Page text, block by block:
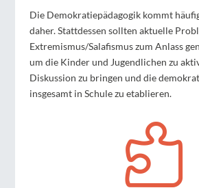
Die Demokratiepädagogik kommt
daher. Stattdessen sollten aktuelle
Extremismus/Salafismus zum Anlass
um die Kinder und Jugendlichen zu
Diskussion zu bringen und die
insgesamt in Schule zu etablieren.
